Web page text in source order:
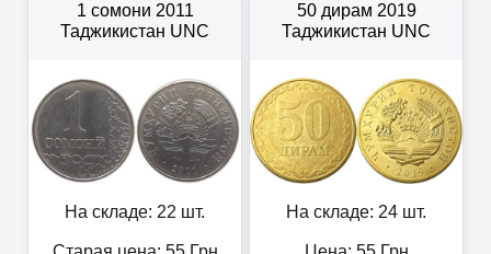
1 сомони 2011
Таджикистан UNC
На складе: 22 шт.
50 дирам 2019
Таджикистан UNC
На складе: 24 шт.